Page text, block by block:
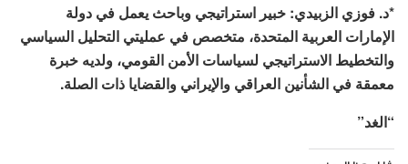
*د. فوزي الزبيدي: خبير استراتيجي وباحث يعمل في دولة
الإمارات العربية المتحدة، متخصص في عمليتي التحليل السياسي
والتخطيط الاستراتيجي لسياسات الأمن القومي، ولديه خبرة
معمقة في الشأنين العراقي والإيراني والقضايا ذات الصلة.
“الغد”